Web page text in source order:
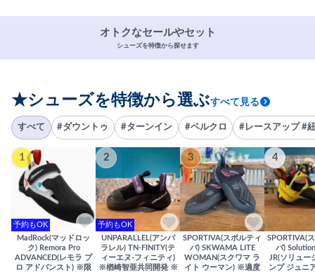
オトクなセールやセット
シューズを特徴から探せます
★シューズを特徴から選ぶすべて見る
すべて #ダウントゥ #ターンイン #ベルクロ #レースアップ #
1
予約もOK
MadRock(マッドロッ
ク) Remora Pro
ADVANCED(レモラ プ
ロ アドバンスト) ※限
2
予約もOK
UNPARALLEL(アンパ
ラレル) TN-FINITY(テ
ィーエヌ-フィニティ)
※楢崎智亜共同開発 ※
3
SPORTIVA(スポルティ
バ) SKWAMA LITE
WOMAN(スクワマ ラ
イト ウーマン) ※適度
4
SPORTIVA(
バ)
JR(ソリュー
ンプ ジュニ